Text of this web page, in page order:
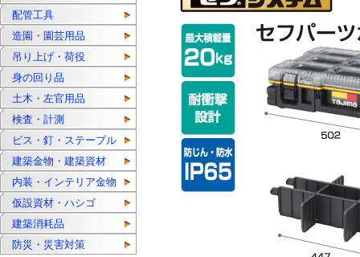
配管工具
造園・園芸用品
吊り上げ・荷役
身の回り品
土木・左官用品
検査・計測
ビス・釘・ステープル
建築金物・建築資材
内装・インテリア金物
仮設資材・ハシゴ
建築消耗品
防災・災害対策